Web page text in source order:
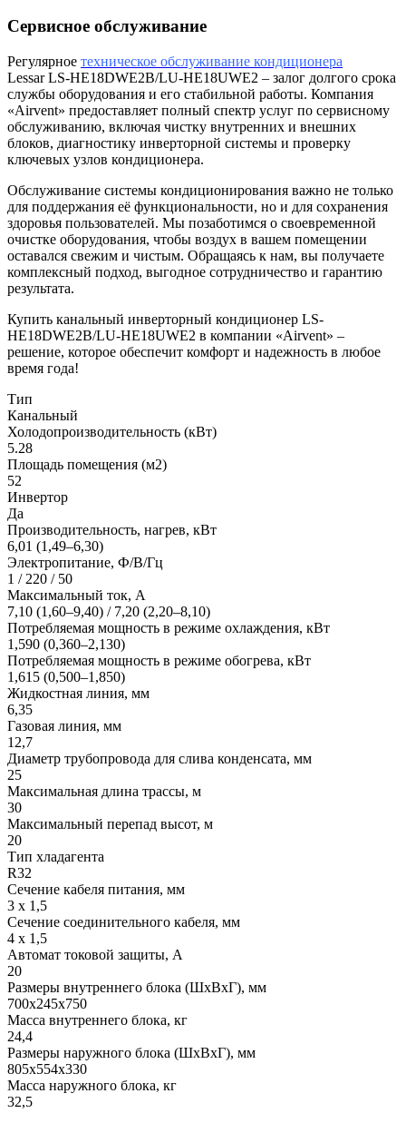
Сервисное обслуживание
Регулярное техническое обслуживание кондиционера
Lessar LS-HE18DWE2B/LU-HE18UWE2 – залог долгого срока
службы оборудования и его стабильной работы. Компания
«Airvent» предоставляет полный спектр услуг по сервисному
обслуживанию, включая чистку внутренних и внешних
блоков, диагностику инверторной системы и проверку
ключевых узлов кондиционера.
Обслуживание системы кондиционирования важно не только
для поддержания её функциональности, но и для сохранения
здоровья пользователей. Мы позаботимся о своевременной
очистке оборудования, чтобы воздух в вашем помещении
оставался свежим и чистым. Обращаясь к нам, вы получаете
комплексный подход, выгодное сотрудничество и гарантию
результата.
Купить канальный инверторный кондиционер LS-
HE18DWE2B/LU-HE18UWE2 в компании «Airvent» –
решение, которое обеспечит комфорт и надежность в любое
время года!
Тип
Канальный
Холодопроизводительность (кВт)
5.28
Площадь помещения (м2)
52
Инвертор
Да
Производительность, нагрев, кВт
6,01 (1,49–6,30)
Электропитание, Ф/В/Гц
1 / 220 / 50
Максимальный ток, А
7,10 (1,60–9,40) / 7,20 (2,20–8,10)
Потребляемая мощность в режиме охлаждения, кВт
1,590 (0,360–2,130)
Потребляемая мощность в режиме обогрева, кВт
1,615 (0,500–1,850)
Жидкостная линия, мм
6,35
Газовая линия, мм
12,7
Диаметр трубопровода для слива конденсата, мм
25
Максимальная длина трассы, м
30
Максимальный перепад высот, м
20
Тип хладагента
R32
Сечение кабеля питания, мм
3 х 1,5
Сечение соединительного кабеля, мм
4 х 1,5
Автомат токовой защиты, A
20
Размеры внутреннего блока (ШхВхГ), мм
700x245x750
Масса внутреннего блока, кг
24,4
Размеры наружного блока (ШхВхГ), мм
805x554x330
Масса наружного блока, кг
32,5